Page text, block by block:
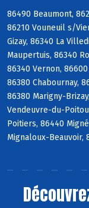
86490 Beaumont,
86210 Vouneuil s/
Gizay, 86340 La
Maupertuis, 86340
86340 Vernon,
86380 Chabournay,
86380 Marigny-
Vendeuvre-du-
Poitiers, 86440
Mignaloux-Beauvoir,